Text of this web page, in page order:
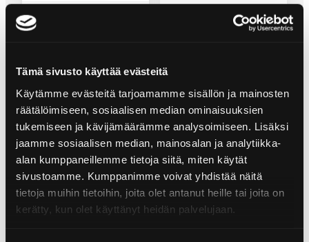
Tämä sivusto käyttää evästeitä
Käytämme evästeitä tarjoamamme sisällön ja mainosten
räätälöimiseen, sosiaalisen median ominaisuuksien
tukemiseen ja kävijämäärämme analysoimiseen. Lisäksi
jaamme sosiaalisen median, mainosalan ja analytiikka-
alan kumppaneillemme tietoja siitä, miten käytät
sivustoamme. Kumppanimme voivat yhdistää näitä
tietoja muihin tietoihin, joita olet antanut heille tai joita on
kerätty, kun olet käyttänyt heidän palvelujaan.
TEXAS BBQ PULLED PORK
BURGER
KYCKLINGGYROS MED TZATZIKI
POPPAMIES PIRI PIRI-
LAXBURGARE
CHILI & CHEESE PORTOBELLO
BURGER